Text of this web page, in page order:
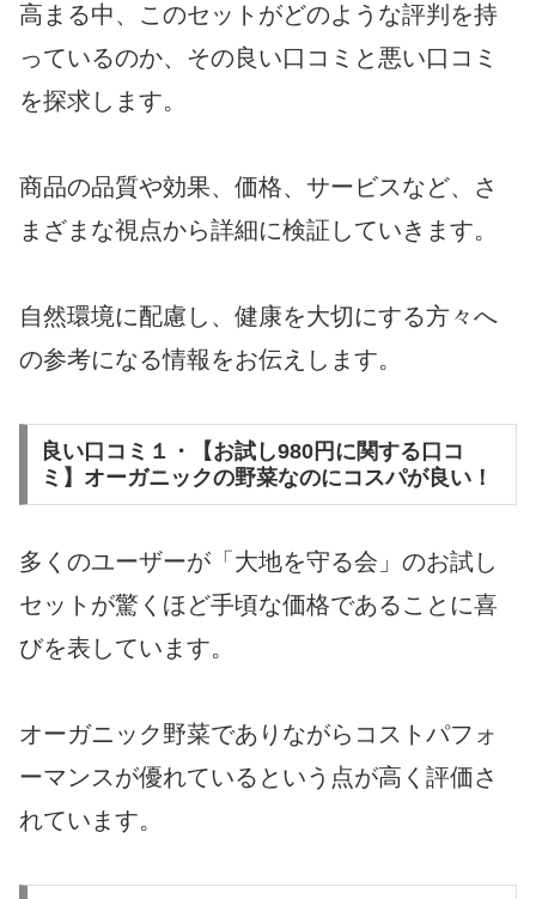
高まる中、このセットがどのような評判を持
っているのか、その良い口コミと悪い口コミ
を探求します。
商品の品質や効果、価格、サービスなど、さ
まざまな視点から詳細に検証していきます。
自然環境に配慮し、健康を大切にする方々へ
の参考になる情報をお伝えします。
良い口コミ１・【お試し980円に関する口コ
ミ】オーガニックの野菜なのにコスパが良い！
多くのユーザーが「大地を守る会」のお試し
セットが驚くほど手頃な価格であることに喜
びを表しています。
オーガニック野菜でありながらコストパフォ
ーマンスが優れているという点が高く評価さ
れています。